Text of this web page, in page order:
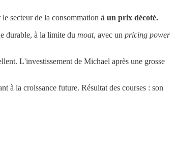
secteur de la consommation à un prix décoté.
durable, à la limite du moat, avec un pricing power
L'investissement de Michael après une grosse
à la croissance future. Résultat des courses : son